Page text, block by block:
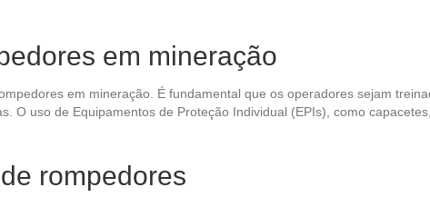
em mineração
em mineração. É fundamental que os operadores sejam
O uso de Equipamentos de Proteção Individual (EPIs), como
rompedores